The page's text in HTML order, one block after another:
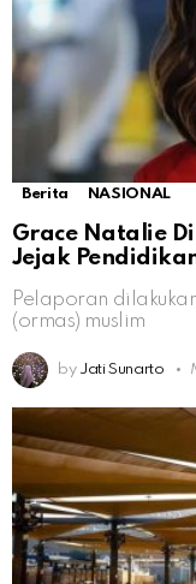
Berita NASIONAL
Grace Natalie
Jejak
Pelaporan
(ormas) muslim
by Jati Sunarto